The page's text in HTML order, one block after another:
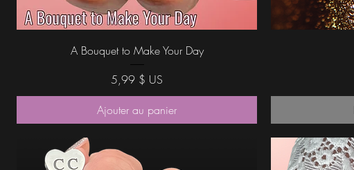
Aperçu rapide
A Bouquet to Make Your Day
Prix
5,99 $ US
Ajouter au panier